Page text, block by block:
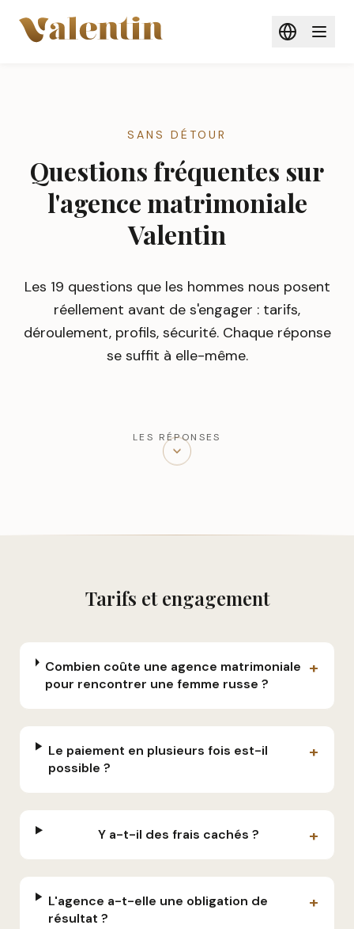
SANS DÉTOUR
Questions fréquentes sur
l'agence matrimoniale
Valentin
Les 19 questions que les hommes nous posent
réellement avant de s'engager : tarifs,
déroulement, profils, sécurité. Chaque réponse
se suffit à elle-même.
LES RÉPONSES
Tarifs et engagement
Combien coûte une agence matrimoniale
pour rencontrer une femme russe ?
+
Le paiement en plusieurs fois est-il
possible ?
+
Y a-t-il des frais cachés ? +
L'agence a-t-elle une obligation de
résultat ?
+